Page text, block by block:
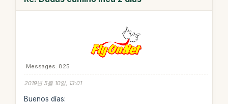
Messages: 825
2019년 5월 10일, 13:01
Buenos días: